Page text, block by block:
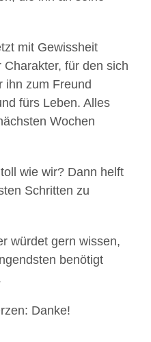
mit Gewissheit
für den sich
ihn zum Freund
fürs Leben. Alles
Wochen
wie wir? Dann helft
Schritten zu
würdet gern wissen,
benötigt
Danke!